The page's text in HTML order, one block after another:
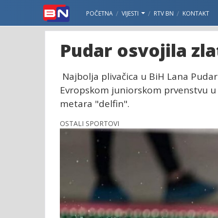
POČETNA VIJESTI RTV BN KONTAKT
Pudar osvojila
Najbolja plivačica u BiH Lana
Evropskom juniorskom prvenstvu
metara "delfin".
OSTALI SPORTOVI